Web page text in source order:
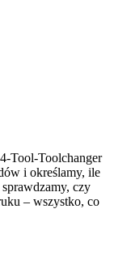
Tool-Toolchanger
i określamy, ile
czy
– wszystko, co